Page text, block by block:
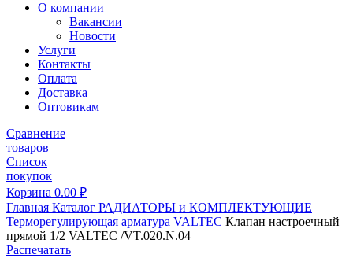
О компании
Вакансии
Новости
Услуги
Контакты
Оплата
Доставка
Оптовикам
Сравнение
товаров
Список
покупок
Корзина 0.00 ₽
Главная Каталог РАДИАТОРЫ и КОМПЛЕКТУЮЩИЕ
Терморегулирующая арматура VALTEC Клапан настроечный
прямой 1/2 VALTEC /VT.020.N.04
Распечатать